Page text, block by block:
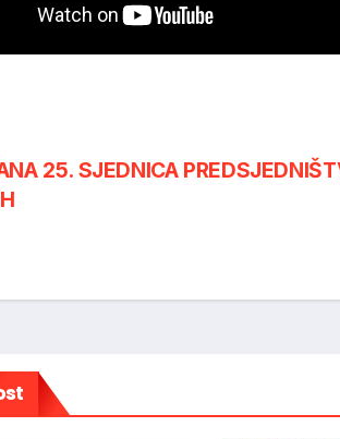
25. SJEDNICA